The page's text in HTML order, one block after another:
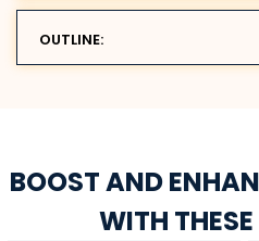
OUTLINE:
BOOST AND
WITH